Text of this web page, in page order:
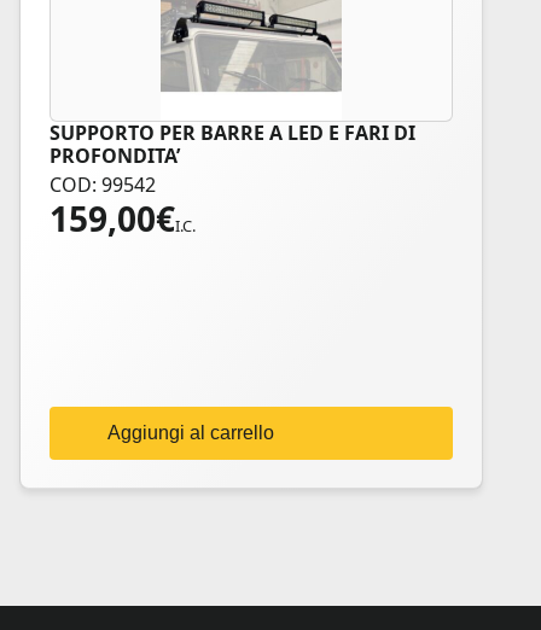
SUPPORTO PER BARRE A LED E FARI DI
PROFONDITA’
COD: 99542
159,00€I.C.
Aggiungi al carrello